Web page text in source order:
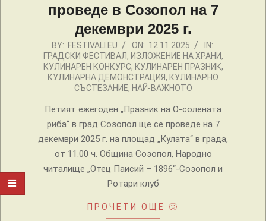
проведе в Созопол на 7
декември 2025 г.
2025-
11-
BY: FESTIVALI.EU ON: 12.11.2025
IN:
ГРАДСКИ ФЕСТИВАЛ, ИЗЛОЖЕНИЕ НА ХРАНИ,
КУЛИНАРЕН КОНКУРС, КУЛИНАРЕН ПРАЗНИК,
КУЛИНАРНА ДЕМОНСТРАЦИЯ, КУЛИНАРНО
СЪСТЕЗАНИЕ, НАЙ-ВАЖНОТО
Петият ежегоден „Празник на О-солената
риба“ в град Созопол ще се проведе на 7
декември 2025 г. на площад „Кулата“ в града,
от 11.00 ч. Община Созопол, Народно
читалище „Отец Паисий – 1896“-Созопол и
Ротари клуб
ПРОЧЕТИ ОЩЕ 🙂